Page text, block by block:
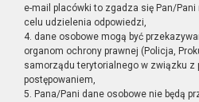
e-mail placówki to zgadza się Pan/
celu udzielenia odpowiedzi,
4. dane osobowe mogą być
organom ochrony prawnej (Policja,
samorządu terytorialnego w związku z
postępowaniem,
5. Pana/Pani dane osobowe nie będą